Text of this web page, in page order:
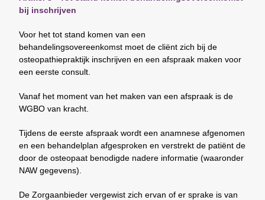
bij inschrijven
Voor het tot stand komen van een
behandelingsovereenkomst moet de cliënt zich bij de
osteopathiepraktijk inschrijven en een afspraak maken voor
een eerste consult.
Vanaf het moment van het maken van een afspraak is de
WGBO van kracht.
Tijdens de eerste afspraak wordt een anamnese afgenomen
en een behandelplan afgesproken en verstrekt de patiënt de
door de osteopaat benodigde nadere informatie (waaronder
NAW gegevens).
De Zorgaanbieder vergewist zich ervan of er sprake is van